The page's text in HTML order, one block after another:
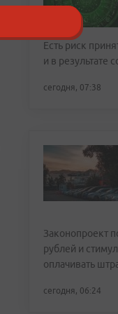
Есть риск
и в результате
сегодня, 07:38
Законопроект
рублей и
оплачивать
сегодня, 06:24